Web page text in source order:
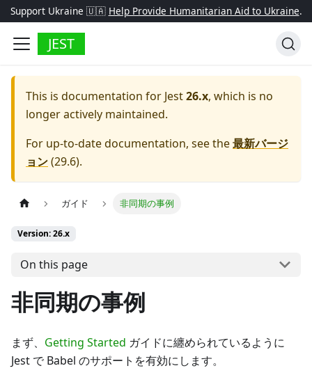
Support Ukraine 🇺🇦 Help Provide Humanitarian Aid to Ukraine.
JEST
This is documentation for Jest26.x, which is no
longer actively maintained.
For up-to-date documentation, see the最新バージ
ョン(29.6).
ガイド 非同期の事例
Version: 26.x
On this page
非同期の事例
まず、 Getting Started ガイドに纏められているように
Jest で Babel のサポートを有効にします。